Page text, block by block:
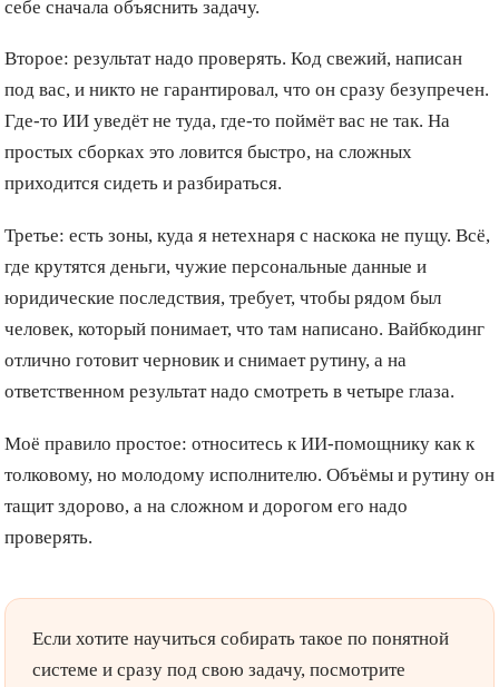
себе сначала объяснить задачу.
Второе: результат надо проверять. Код свежий, написан
под вас, и никто не гарантировал, что он сразу безупречен.
Где-то ИИ уведёт не туда, где-то поймёт вас не так. На
простых сборках это ловится быстро, на сложных
приходится сидеть и разбираться.
Третье: есть зоны, куда я нетехнаря с наскока не пущу. Всё,
где крутятся деньги, чужие персональные данные и
юридические последствия, требует, чтобы рядом был
человек, который понимает, что там написано. Вайбкодинг
отлично готовит черновик и снимает рутину, а на
ответственном результат надо смотреть в четыре глаза.
Моё правило простое: относитесь к ИИ-помощнику как к
толковому, но молодому исполнителю. Объёмы и рутину он
тащит здорово, а на сложном и дорогом его надо
проверять.
Если хотите научиться собирать такое по понятной
системе и сразу под свою задачу, посмотрите